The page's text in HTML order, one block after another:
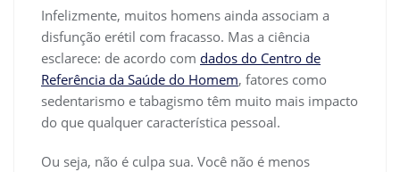
Infelizmente, muitos homens ainda associam a
disfunção erétil com fracasso. Mas a ciência
esclarece: de acordo com dados do Centro de
Referência da Saúde do Homem, fatores como
sedentarismo e tabagismo têm muito mais impacto
do que qualquer característica pessoal.
Ou seja, não é culpa sua. Você não é menos